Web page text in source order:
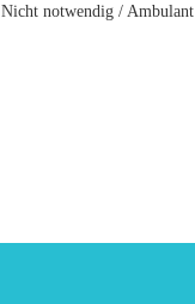
Nicht notwendig / Ambulant